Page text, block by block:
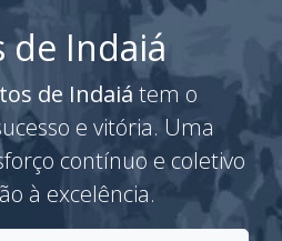
de Indaiá
de Indaiá tem o
e vitória. Uma
contínuo e coletivo
à excelência.